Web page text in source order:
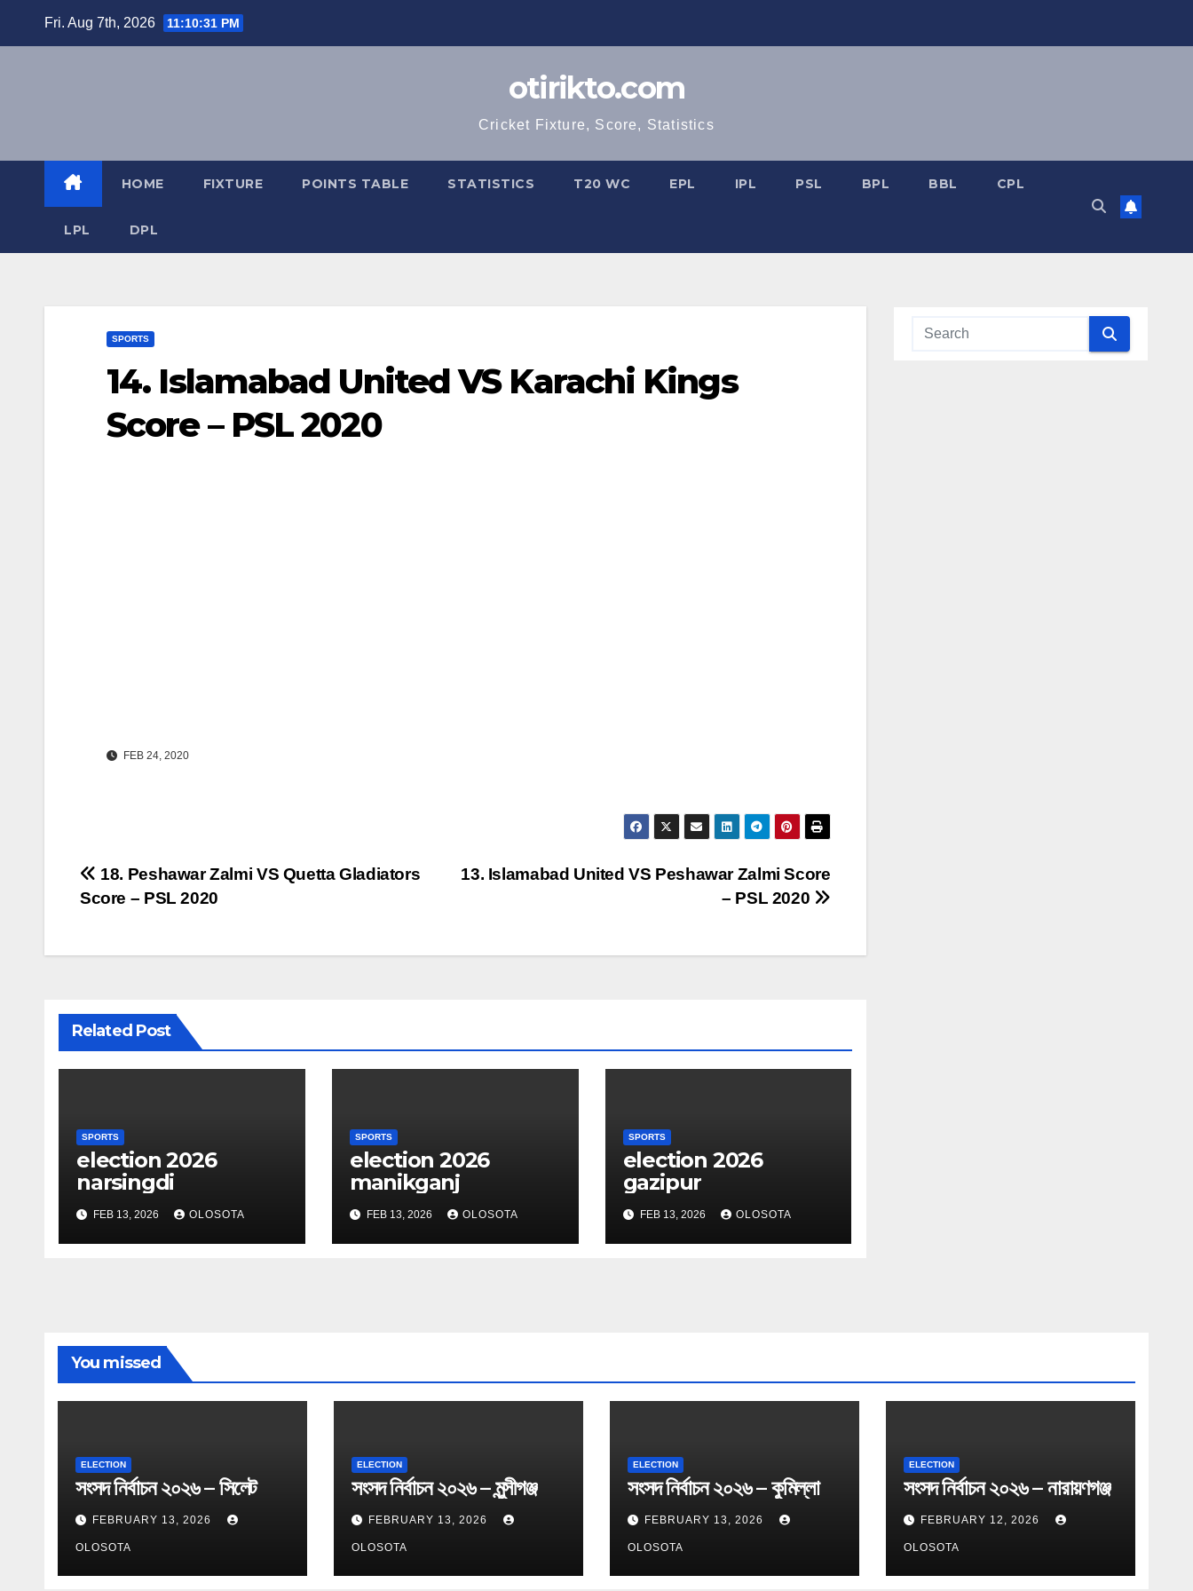
Fri. Aug 7th, 2026 11:10:31 PM
otirikto.com
Cricket Fixture, Score, Statistics
HOME FIXTURE POINTS TABLE STATISTICS T20 WC EPL IPL PSL BPL BBL CPL
LPL DPL
SPORTS
14. Islamabad United VS Karachi Kings
Score – PSL 2020
FEB 24, 2020
Post
13. Islamabad United VS Peshawar Zalmi Score
– PSL 2020
18. Peshawar Zalmi VS Quetta Gladiators
Score – PSL 2020
Related Post
SPORTS
election 2026
narsingdi
FEB 13, 2026 OLOSOTA
SPORTS
election 2026
manikganj
FEB 13, 2026 OLOSOTA
SPORTS
election 2026
gazipur
FEB 13, 2026 OLOSOTA
You missed
ELECTION
সংসদ নির্বাচন ২০২৬ – সিলেট
FEBRUARY 13, 2026
OLOSOTA
ELECTION
সংসদ নির্বাচন ২০২৬ – মুন্সীগঞ্জ
FEBRUARY 13, 2026
OLOSOTA
ELECTION
সংসদ নির্বাচন ২০২৬ – কুমিল্লা
FEBRUARY 13, 2026
OLOSOTA
ELECTION
সংসদ নির্বাচন ২০২৬ – নারায়ণগঞ্জ
FEBRUARY 12, 2026
OLOSOTA